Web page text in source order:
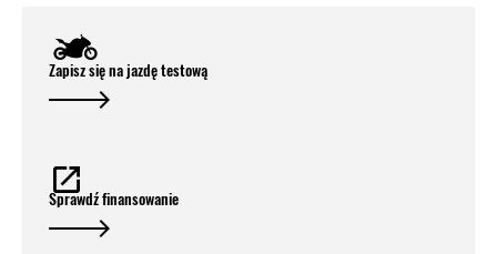
Zapisz się na jazdę testową
Sprawdź finansowanie